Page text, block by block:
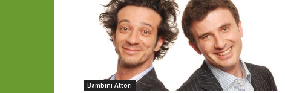
Bambini Attori